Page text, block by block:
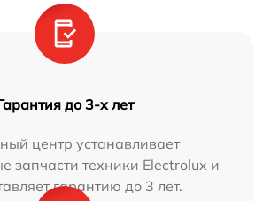
до 3-х лет
центр устанавливает
запчасти техники Electrolux и
гарантию до 3 лет.